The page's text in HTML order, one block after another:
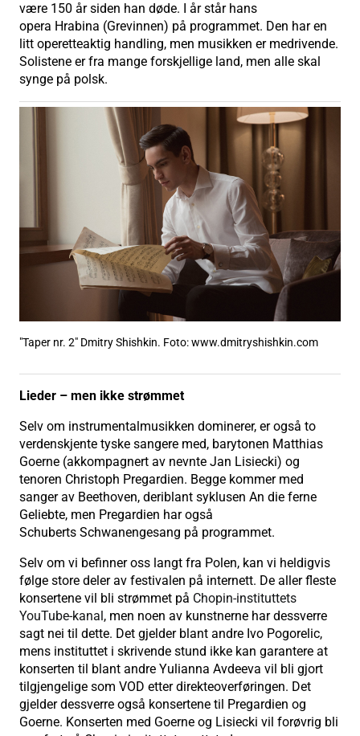
være 150 år siden han døde. I år står hans
opera Hrabina (Grevinnen) på programmet. Den har en
litt operetteaktig handling, men musikken er medrivende.
Solistene er fra mange forskjellige land, men alle skal
synge på polsk.
"Taper nr. 2" Dmitry Shishkin. Foto: www.dmitryshishkin.com
Lieder – men ikke strømmet
Selv om instrumentalmusikken dominerer, er også to
verdenskjente tyske sangere med, barytonen Matthias
Goerne (akkompagnert av nevnte Jan Lisiecki) og
tenoren Christoph Pregardien. Begge kommer med
sanger av Beethoven, deriblant syklusen An die ferne
Geliebte, men Pregardien har også
Schuberts Schwanengesang på programmet.
Selv om vi befinner oss langt fra Polen, kan vi heldigvis
følge store deler av festivalen på internett. De aller fleste
konsertene vil bli strømmet på Chopin-instituttets
YouTube-kanal, men noen av kunstnerne har dessverre
sagt nei til dette. Det gjelder blant andre Ivo Pogorelic,
mens instituttet i skrivende stund ikke kan garantere at
konserten til blant andre Yulianna Avdeeva vil bli gjort
tilgjengelige som VOD etter direkteoverføringen. Det
gjelder dessverre også konsertene til Pregardien og
Goerne. Konserten med Goerne og Lisiecki vil forøvrig bli